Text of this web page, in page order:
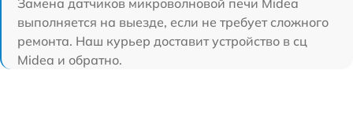
выполняется на выезде, если не требует сложного
ремонта. Наш курьер доставит устройство в сц
Midea и обратно.